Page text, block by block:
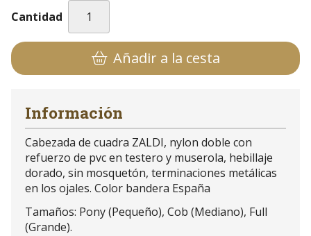
Cantidad
Añadir a la cesta
Información
Cabezada de cuadra ZALDI, nylon doble con
refuerzo de pvc en testero y muserola, hebillaje
dorado, sin mosquetón, terminaciones metálicas
en los ojales. Color bandera España
Tamaños: Pony (Pequeño), Cob (Mediano), Full
(Grande).